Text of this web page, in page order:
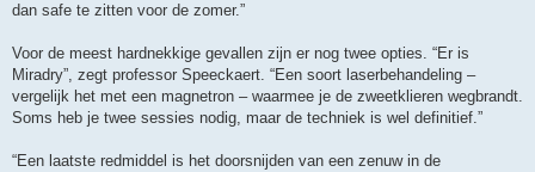
dan safe te zitten voor de zomer.”
Voor de meest hardnekkige gevallen zijn er nog twee opties. “Er is
Miradry”, zegt professor Speeckaert. “Een soort laserbehandeling –
vergelijk het met een magnetron – waarmee je de zweetklieren wegbrandt.
Soms heb je twee sessies nodig, maar de techniek is wel definitief.”
“Een laatste redmiddel is het doorsnijden van een zenuw in de